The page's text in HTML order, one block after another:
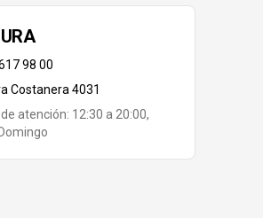
98 00
Costanera 4031
atención: 12:30 a 20:00,